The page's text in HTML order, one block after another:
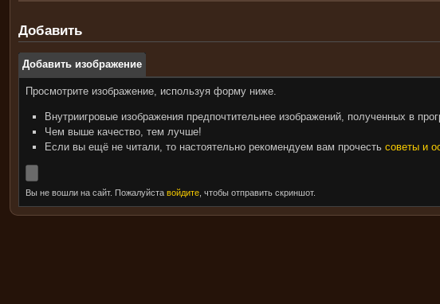
Добавить
Добавить изображение
Просмотрите изображение, используя форму ниже.
Внутриигровые изображения предпочтительнее изображений, полученных в
Чем выше качество, тем лучше!
Если вы ещё не читали, то настоятельно рекомендуем вам прочесть советы и
Вы не вошли на сайт. Пожалуйста войдите , чтобы отправить скриншот.